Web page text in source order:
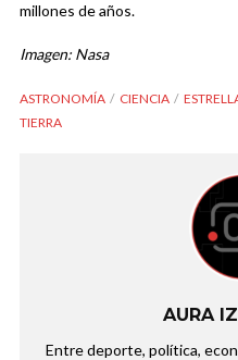
millones de años.
Imagen: Nasa
ASTRONOMÍA CIENCIA
TIERRA
AURA
Entre deporte, política,